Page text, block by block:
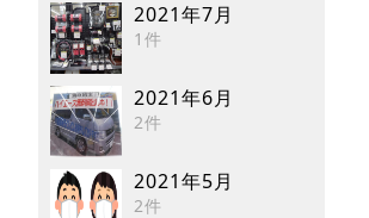
2021年7月
1件
2021年6月
2件
2021年5月
2件